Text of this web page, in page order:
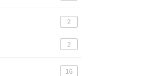
2
2
16